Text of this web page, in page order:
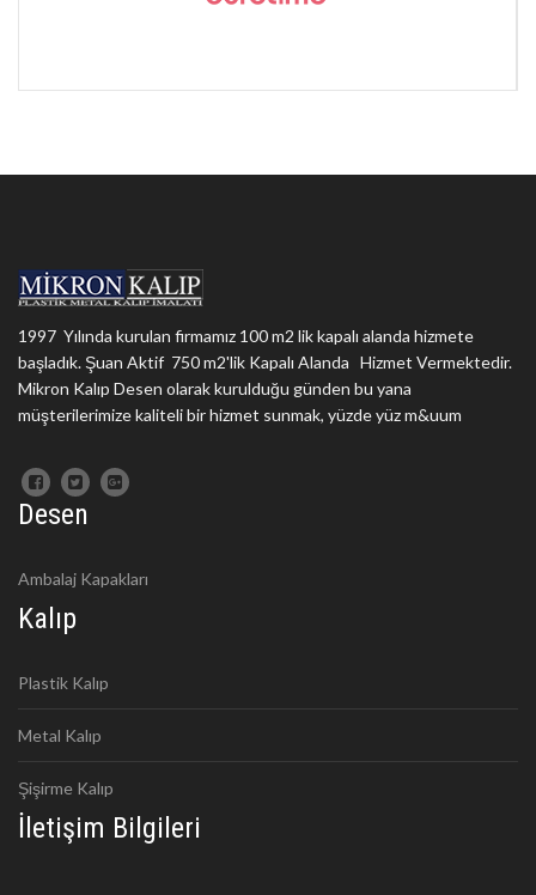
1997 Yılında kurulan firmamız 100 m2 lik kapalı alanda hizmete
başladık. Şuan Aktif 750 m2'lik Kapalı Alanda Hizmet Vermektedir.
Mikron Kalıp Desen olarak kurulduğu günden bu yana
müşterilerimize kaliteli bir hizmet sunmak, yüzde yüz m&uum
Desen
Ambalaj Kapakları
Kalıp
Plastik Kalıp
Metal Kalıp
Şişirme Kalıp
İletişim Bilgileri